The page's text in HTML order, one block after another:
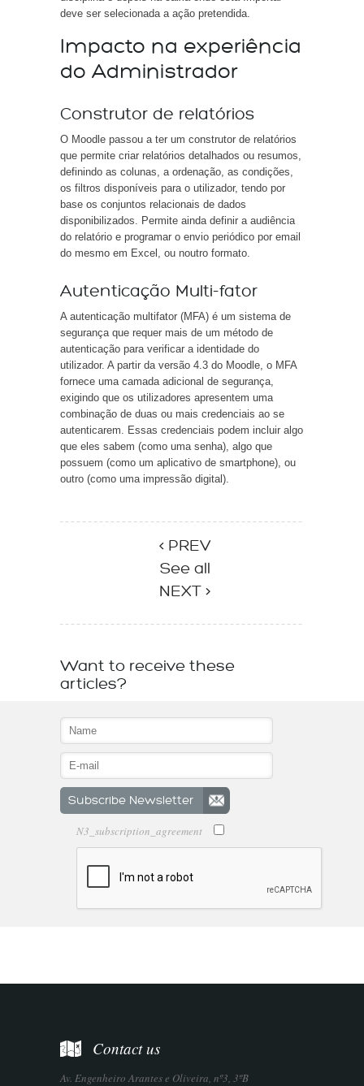
deve ser selecionada a ação pretendida.
Impacto na experiência
do Administrador
Construtor de relatórios
O Moodle passou a ter um construtor de relatórios
que permite criar relatórios detalhados ou resumos,
definindo as colunas, a ordenação, as condições,
os filtros disponíveis para o utilizador, tendo por
base os conjuntos relacionais de dados
disponibilizados. Permite ainda definir a audiência
do relatório e programar o envio periódico por email
do mesmo em Excel, ou noutro formato.
Autenticação Multi-fator
A autenticação multifator (MFA) é um sistema de
segurança que requer mais de um método de
autenticação para verificar a identidade do
utilizador. A partir da versão 4.3 do Moodle, o MFA
fornece uma camada adicional de segurança,
exigindo que os utilizadores apresentem uma
combinação de duas ou mais credenciais ao se
autenticarem. Essas credenciais podem incluir algo
que eles sabem (como uma senha), algo que
possuem (como um aplicativo de smartphone), ou
outro (como uma impressão digital).
< PREV
See all
NEXT >
Want to receive these
articles?
N3_subscription_agreement
Contact us
Av. Engenheiro Arantes e Oliveira, nº3, 3ºB